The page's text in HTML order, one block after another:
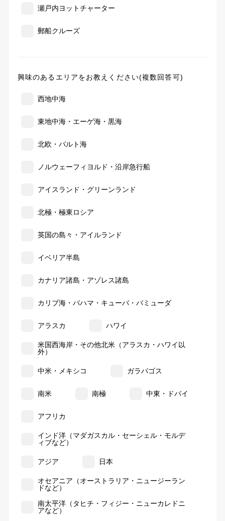
瀬戸内ヨットチャーター
郵船クルーズ
興味のあるエリアをお教えください(複数回答可)
西地中海
東地中海・エーゲ海・黒海
北欧・バルト海
ノルウェーフィヨルド・沿岸急行船
アイスランド・グリーンランド
北極・極東ロシア
英国の島々・アイルランド
イベリア半島
カナリア諸島・アゾレス諸島
カリブ海・バハマ・キューバ・バミューダ
アラスカ ハワイ
米国西海岸・その他北米（アラスカ・ハワイ以
外）
中米・メキシコ ガラパゴス
南米 南極 中東・ドバイ
アフリカ
インド洋（マダガスカル・セーシェル・モルデ
ィブなど）
アジア 日本
オセアニア（オーストラリア・ニュージーラン
ドなど）
南太平洋（タヒチ・フィジー・ニューカレドニ
アなど）